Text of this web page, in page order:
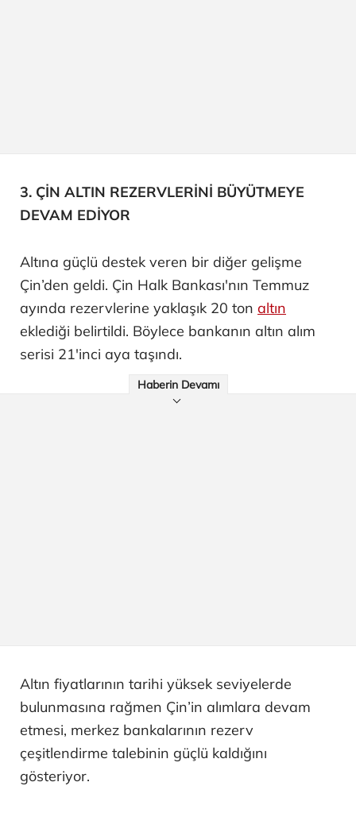
3. ÇİN ALTIN REZERVLERİNİ BÜYÜTMEYE
DEVAM EDİYOR
Altına güçlü destek veren bir diğer gelişme
Çin’den geldi. Çin Halk Bankası'nın Temmuz
ayında rezervlerine yaklaşık 20 ton altın
eklediği belirtildi. Böylece bankanın altın alım
serisi 21'inci aya taşındı.
Haberin Devamı
Altın fiyatlarının tarihi yüksek seviyelerde
bulunmasına rağmen Çin’in alımlara devam
etmesi, merkez bankalarının rezerv
çeşitlendirme talebinin güçlü kaldığını
gösteriyor.